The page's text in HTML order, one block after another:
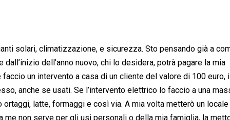
solari, climatizzazione, e sicurezza. Sto pensando già a
dell’anno nuovo, chi lo desidera, potrà pagare la mia
un intervento a casa di un cliente del valore di 100 euro,
anche se usati. Se l’intervento elettrico lo faccio a una
latte, formaggi e così via. A mia volta metterò un
me non serve per gli usi personali o della mia famiglia, la